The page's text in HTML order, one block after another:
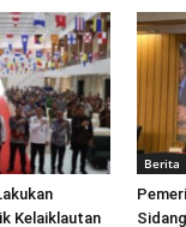
Kelaiklautan
Berita